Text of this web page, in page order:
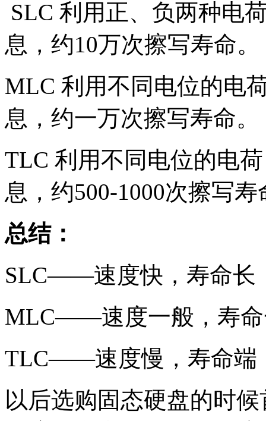
SLC 利用正、负两种电
息，约10万次擦写寿命。
MLC 利用不同电位的电
息，约一万次擦写寿命。
TLC 利用不同电位的电
息，约500-1000次擦写寿
总结：
SLC——速度快，寿命长
MLC——速度一般，寿命
TLC——速度慢，寿命端
以后选购固态硬盘的时